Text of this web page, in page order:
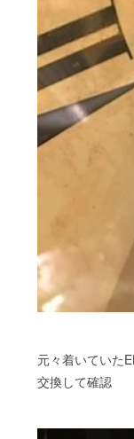
元々着いていた
交換して確認